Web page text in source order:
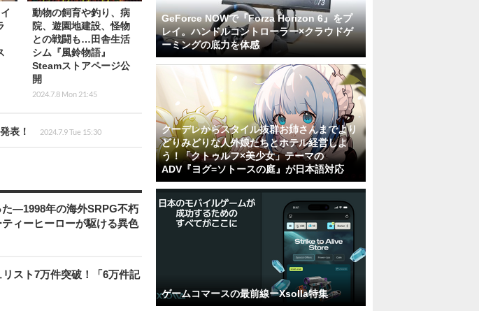
動物の飼育や釣り、病
院、遊園地建設、怪物
との戦闘も…田舎生活
シム『風鈴物語』
Steamストアページ公
開
2024.7.8 Mon 21:45
表！ 2024.7.9 Tue 15:30
―1998年の海外SRPG不朽
ィーヒーローが駆ける異色
スト7万件突破！「6万件記
GeForce NOWで『Forza Horizon 6』をプ
レイ。ハンドルコントローラー×クラウドゲ
ーミングの底力を体感
クーデレからスタイル抜群お姉さんまでより
どりみどりな人外娘たちとホテル経営しよ
う！「クトゥルフ×美少女」テーマの
ADV『ヨグ=ソトースの庭』が日本語対応
ゲームコマースの最前線ーXsolla特集